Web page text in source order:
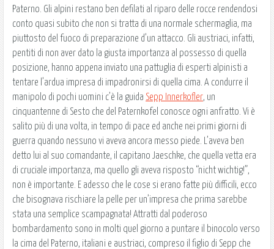
Paterno. Gli alpini restano ben defilati al riparo delle rocce rendendosi
conto quasi subito che non si tratta di una normale schermaglia, ma
piuttosto del fuoco di preparazione d’un attacco. Gli austriaci, infatti,
pentiti di non aver dato la giusta importanza al possesso di quella
posizione, hanno appena inviato una pattuglia di esperti alpinisti a
tentare l’ardua impresa di impadronirsi di quella cima. A condurre il
manipolo di pochi uomini c’è la guida Sepp Innerkofler, un
cinquantenne di Sesto che del Paternkofel conosce ogni anfratto. Vi è
salito più di una volta, in tempo di pace ed anche nei primi giorni di
guerra quando nessuno vi aveva ancora messo piede. L’aveva ben
detto lui al suo comandante, il capitano Jaeschke, che quella vetta era
di cruciale importanza, ma quello gli aveva risposto “nicht wichtig!”,
non è importante. E adesso che le cose si erano fatte più difficili, ecco
che bisognava rischiare la pelle per un’impresa che prima sarebbe
stata una semplice scampagnata! Attratti dal poderoso
bombardamento sono in molti quel giorno a puntare il binocolo verso
la cima del Paterno, italiani e austriaci, compreso il figlio di Sepp che